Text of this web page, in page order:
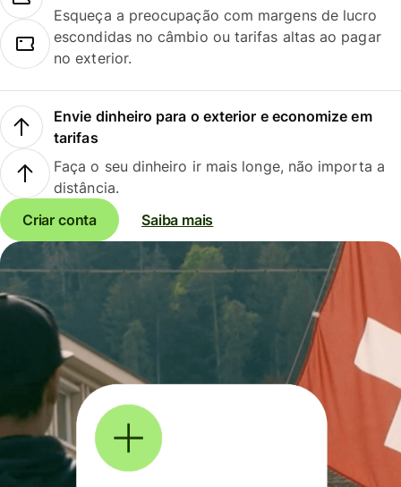
Esqueça a preocupação com margens de lucro
escondidas no câmbio ou tarifas altas ao pagar
no exterior.
Envie dinheiro para o exterior e economize em
tarifas
Faça o seu dinheiro ir mais longe, não importa a
distância.
Criar conta
Saiba mais